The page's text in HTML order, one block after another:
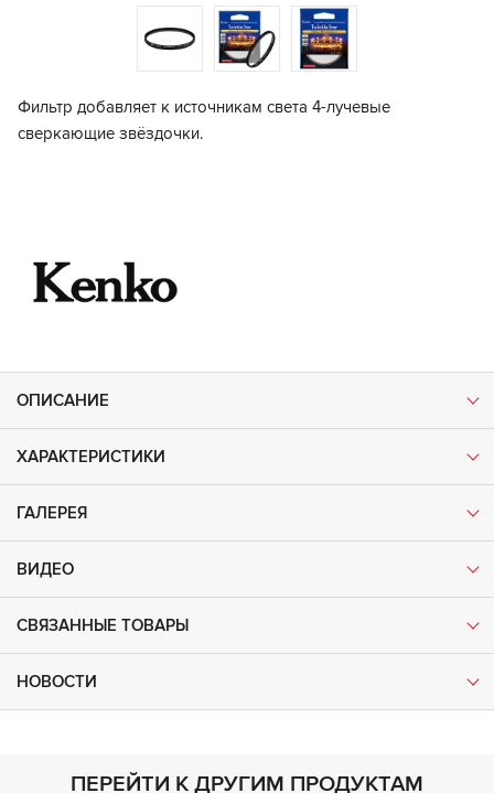
Фильтр добавляет к источникам света 4-лучевые
сверкающие звёздочки.
ОПИСАНИЕ
ХАРАКТЕРИСТИКИ
ГАЛЕРЕЯ
ВИДЕО
СВЯЗАННЫЕ ТОВАРЫ
НОВОСТИ
ПЕРЕЙТИ К ДРУГИМ ПРОДУКТАМ